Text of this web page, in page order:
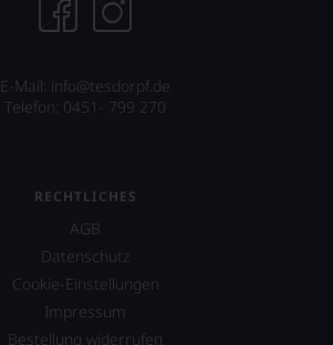
E-Mail: info@tesdorpf.de
Telefon: 0451- 799 270
RECHTLICHES
AGB
Datenschutz
Cookie-Einstellungen
Impressum
Bestellung widerrufen